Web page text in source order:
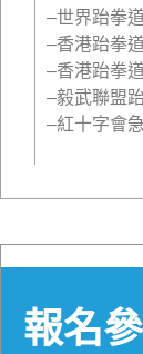
–世界跆拳
–香港跆拳
–香港跆拳
–毅武聯盟
–紅十字會
報名